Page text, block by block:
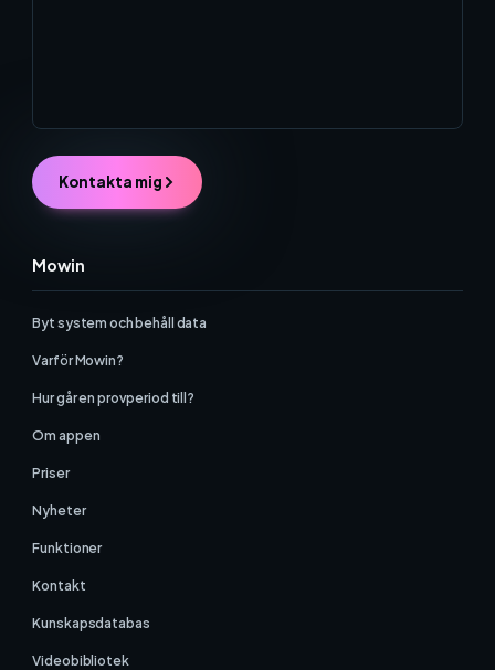
Mowin
Byt system och behåll data
Varför Mowin?
Hur går en provperiod till?
Om appen
Priser
Nyheter
Funktioner
Kontakt
Kunskapsdatabas
Videobibliotek
Kontakta mig